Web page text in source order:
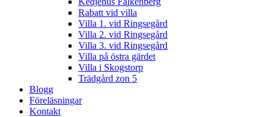
Rabatt vid villa
Villa 1. vid Ringsegård
Villa 2. vid Ringsegård
Villa 3. vid Ringsegård
Villa på östra gärdet
Villa i Skogstorp
Trädgård zon 5
Blogg
Föreläsningar
Kontakt